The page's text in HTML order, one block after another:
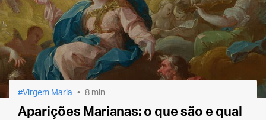
Virgem Maria 8 min
Aparições Marianas: o que são e qual